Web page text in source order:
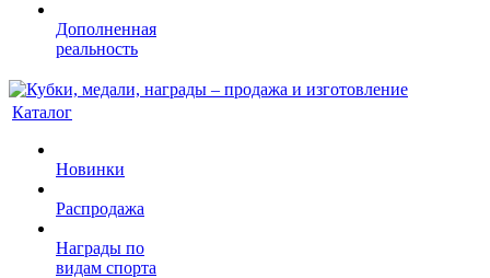
Дополненная
реальность
Каталог
Новинки
Распродажа
Награды по
видам спорта